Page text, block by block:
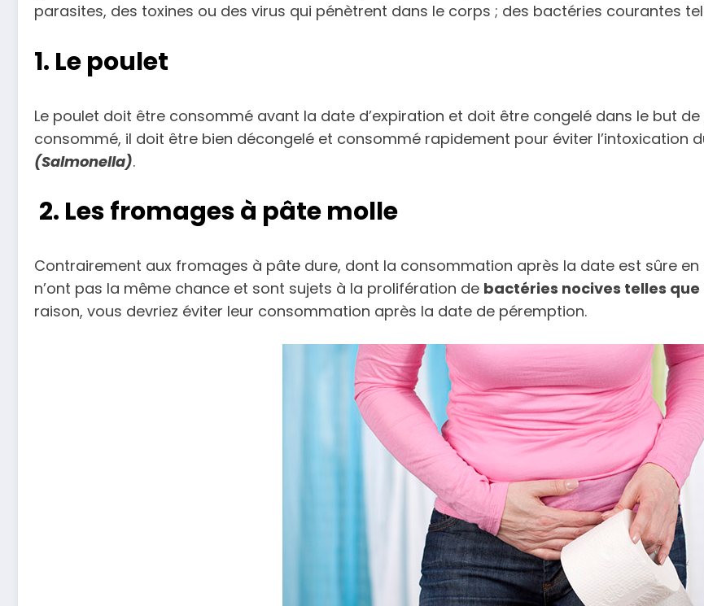
parasites, des toxines ou des virus qui pénètrent dans le corps ; des bactéries courantes
1. Le poulet
Le poulet doit être consommé avant la date d’expiration et doit être congelé dans le but de
consommé, il doit être bien décongelé et consommé rapidement pour éviter l’intoxication
(Salmonella).
2. Les fromages à pâte molle
Contrairement aux fromages à pâte dure, dont la consommation après la date est sûre
n’ont pas la même chance et sont sujets à la prolifération de bactéries nocives telles que
raison, vous devriez éviter leur consommation après la date de péremption.